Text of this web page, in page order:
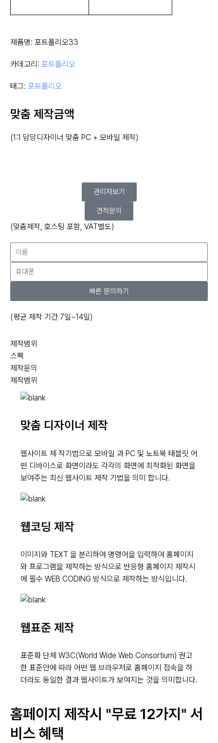
제품명: 포트폴리오33
카데고리: 포트폴리오
태그: 포트폴리오
맞춤 제작금액
(1:1 담당디자이너 맞춤 PC + 모바일 제작)
관리자보기
견적문의
(맞춤제작, 호스팅 포함, VAT별도)
빠른 문의하기
(평균 제작 기간 7일~14일)
제작범위
스펙
제작문의
제작범위
맞춤 디자이너 제작
웹사이트 제 작기법으로 모바일 과 PC 및 노트북 태블릿 어
떤 디바이스로 화면이라도 각각의 화면에 최적화된 화면을
보여주는 최신 웹사이트 제작 기법을 의미 합니다.
웹코딩 제작
이미지와 TEXT 을 분리하여 명령어을 입력하여 홈페이지
와 프로그램을 제작하는 방식으로 반응형 홈페이지 제작시
에 필수 WEB CODING 방식으로 제작하는 방식입니다.
웹표준 제작
표준화 단체 W3C(World Wide Web Consortium) 권고
한 표준안에 따라 어떤 웹 브라우저로 홈페이지 접속을 하
더라도 동일한 결과 웹사이트가 보여지는 것을 의미합니다.
홈페이지 제작시 "무료 12가지" 서
비스 혜택